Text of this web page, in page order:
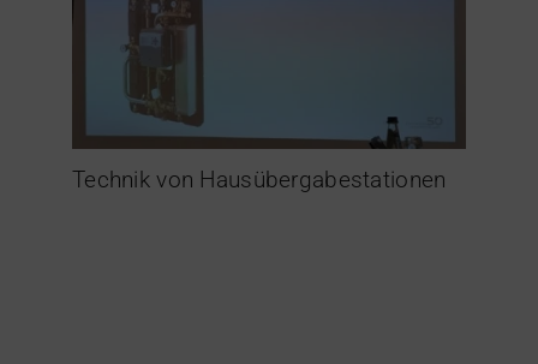
Technik von Hausübergabestationen